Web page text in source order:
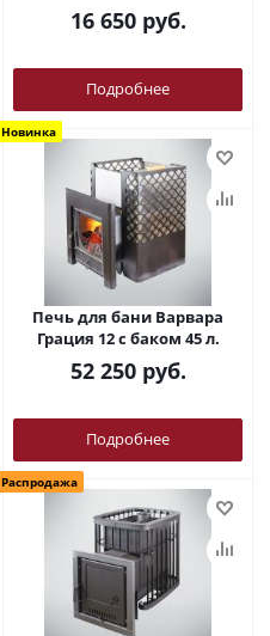
16 650руб.
Подробнее
Новинка
Печь для бани Варвара
Грация 12 с баком 45 л.
52 250руб.
Подробнее
Распродажа